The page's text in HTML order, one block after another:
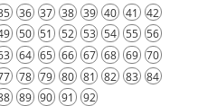
36 37 38 39 40 41
42
50 51 52 53 54 55
56
64 65 66 67 68 69
70
78 79 80 81 82 83
84
89 90 91 92